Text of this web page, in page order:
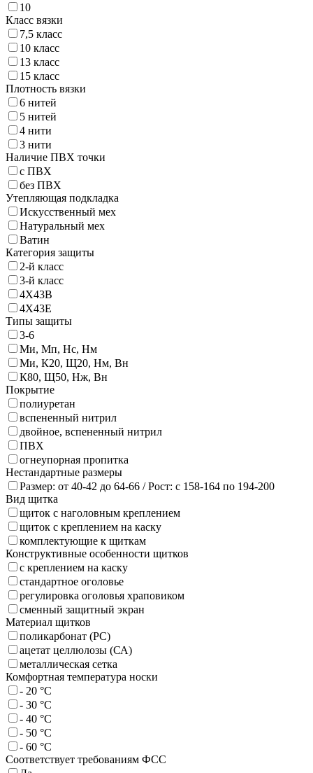
10
Класс вязки
7,5 класс
10 класс
13 класс
15 класс
Плотность вязки
6 нитей
5 нитей
4 нити
3 нити
Наличие ПВХ точки
с ПВХ
без ПВХ
Утепляющая подкладка
Искусственный мех
Натуральный мех
Ватин
Категория защиты
2-й класс
3-й класс
4X43B
4X43Е
Типы защиты
3-6
Ми, Мп, Нс, Нм
Ми, К20, Щ20, Нм, Вн
К80, Щ50, Нж, Вн
Покрытие
полиуретан
вспененный нитрил
двойное, вспененный нитрил
ПВХ
огнеупорная пропитка
Нестандартные размеры
Размер: от 40-42 до 64-66 / Рост: с 158-164 по 194-200
Вид щитка
щиток с наголовным креплением
щиток с креплением на каску
комплектующие к щиткам
Конструктивные особенности щитков
с креплением на каску
стандартное оголовье
регулировка оголовья храповиком
сменный защитный экран
Материал щитков
поликарбонат (PC)
ацетат целлюлозы (СА)
металлическая сетка
Комфортная температура носки
- 20 °C
- 30 °C
- 40 °C
- 50 °C
- 60 °C
Соответствует требованиям ФСС